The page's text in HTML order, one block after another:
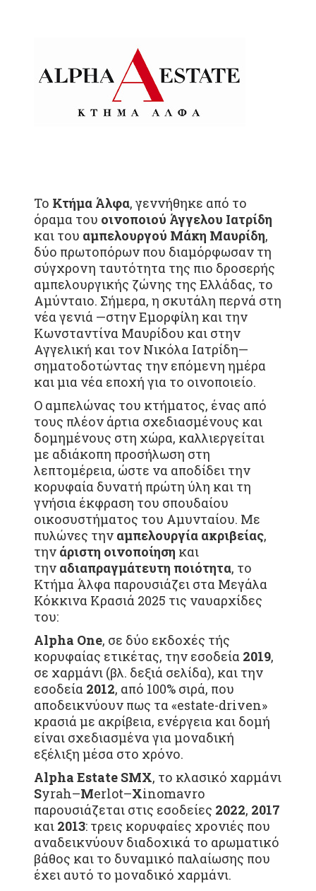
Το Κτήμα Άλφα, γεννήθηκε από το
όραμα του οινοποιού Άγγελου Ιατρίδη
και του αμπελουργού Μάκη Μαυρίδη,
δύο πρωτοπόρων που διαμόρφωσαν τη
σύγχρονη ταυτότητα της πιο δροσερής
αμπελουργικής ζώνης της Ελλάδας, το
Αμύνταιο. Σήμερα, η σκυτάλη περνά στη
νέα γενιά —στην Εμορφίλη και την
Κωνσταντίνα Μαυρίδου και στην
Αγγελική και τον Νικόλα Ιατρίδη—
σηματοδοτώντας την επόμενη ημέρα
και μια νέα εποχή για το οινοποιείο.
Ο αμπελώνας του κτήματος, ένας από
τους πλέον άρτια σχεδιασμένους και
δομημένους στη χώρα, καλλιεργείται
με αδιάκοπη προσήλωση στη
λεπτομέρεια, ώστε να αποδίδει την
κορυφαία δυνατή πρώτη ύλη και τη
γνήσια έκφραση του σπουδαίου
οικοσυστήματος του Αμυνταίου. Με
πυλώνες την αμπελουργία ακριβείας,
την άριστη οινοποίηση και
την αδιαπραγμάτευτη ποιότητα, το
Κτήμα Άλφα παρουσιάζει στα Μεγάλα
Κόκκινα Κρασιά 2025 τις ναυαρχίδες
του:
Alpha One, σε δύο εκδοχές τής
κορυφαίας ετικέτας, την εσοδεία 2019,
σε χαρμάνι (βλ. δεξιά σελίδα), και την
εσοδεία 2012, από 100% σιρά, που
αποδεικνύουν πως τα «estate-driven»
κρασιά με ακρίβεια, ενέργεια και δομή
είναι σχεδιασμένα για μοναδική
εξέλιξη μέσα στο χρόνο.
Alpha Estate SMX, το κλασικό χαρμάνι
Syrah–Merlot–Xinomavro
παρουσιάζεται στις εσοδείες 2022, 2017
και 2013: τρεις κορυφαίες xρονιές που
αναδεικνύουν διαδοχικά το αρωματικό
βάθος και το δυναμικό παλαίωσης που
έχει αυτό το μοναδικό χαρμάνι.